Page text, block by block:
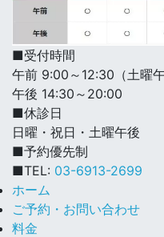
■受付時間
午前 9:00～12:30（土曜
午後 14:30～20:00
■休診日
日曜・祝日・土曜午後
■予約優先制
■TEL: 03-6913-2699
ホーム
ご予約・お問い合わせ
料金